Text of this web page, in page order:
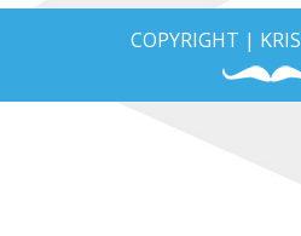
COPYRIGHT |